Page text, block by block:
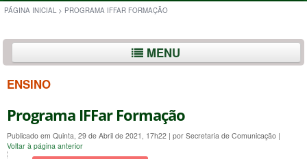
PÁGINA INICIAL > PROGRAMA IFFAR FORMAÇÃO
MENU
ENSINO
Programa IFFar Formação
Publicado em Quinta, 29 de Abril de 2021, 17h22 | por Secretaria de Comunicação |
Voltar à página anterior